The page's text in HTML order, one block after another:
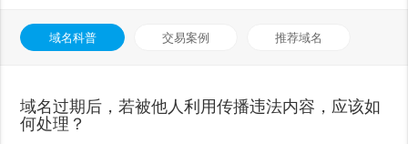
域名科普 交易案例 推荐域名
域名过期后，若被他人利用传播违法内容，应该如
何处理？